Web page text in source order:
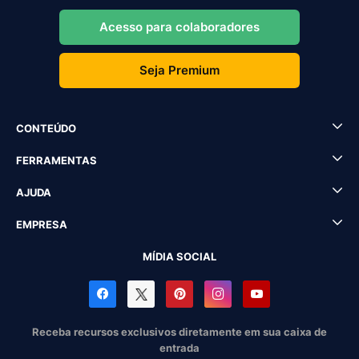
Acesso para colaboradores
Seja Premium
CONTEÚDO
FERRAMENTAS
AJUDA
EMPRESA
MÍDIA SOCIAL
Receba recursos exclusivos diretamente em sua caixa de
entrada